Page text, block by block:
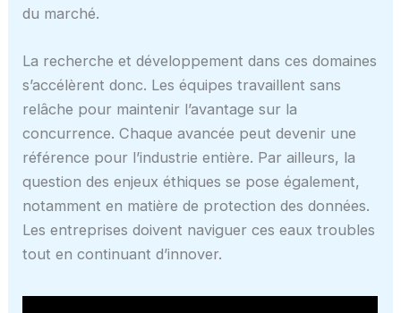
du marché.
La recherche et développement dans ces domaines
s’accélèrent donc. Les équipes travaillent sans
relâche pour maintenir l’avantage sur la
concurrence. Chaque avancée peut devenir une
référence pour l’industrie entière. Par ailleurs, la
question des enjeux éthiques se pose également,
notamment en matière de protection des données.
Les entreprises doivent naviguer ces eaux troubles
tout en continuant d’innover.